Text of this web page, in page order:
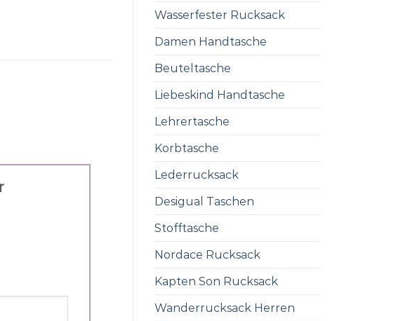
Wasserfester Rucksack
Damen Handtasche
Beuteltasche
Liebeskind Handtasche
Lehrertasche
Korbtasche
Lederrucksack
Desigual Taschen
Stofftasche
Nordace Rucksack
Kapten Son Rucksack
Wanderrucksack Herren